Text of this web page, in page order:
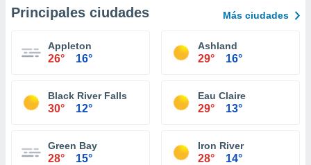
Principales ciudades Más ciudades
Appleton
26° 16°
Ashland
29° 16°
Black River Falls
30° 12°
Eau Claire
29° 13°
Green Bay
28° 15°
Iron River
28° 14°